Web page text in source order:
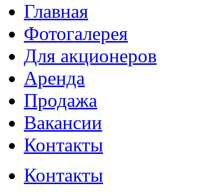
Главная
Фотогалерея
Для акционеров
Аренда
Продажа
Вакансии
Контакты
Контакты